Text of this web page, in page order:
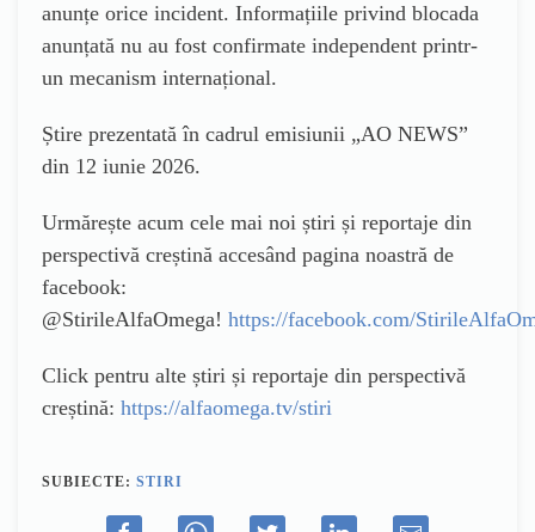
anunțe orice incident. Informațiile privind blocada
anunțată nu au fost confirmate independent printr-
un mecanism internațional.
Știre prezentată în cadrul emisiunii „AO NEWS”
din 12 iunie 2026.
Urmărește acum cele mai noi știri și reportaje din
perspectivă creștină accesând pagina noastră de
facebook:
@StirileAlfaOmega! https://facebook.com/
Click pentru alte știri și reportaje din perspectivă
creștină: https://alfaomega.tv/stiri
SUBIECTE: STIRI